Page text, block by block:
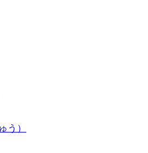
う）